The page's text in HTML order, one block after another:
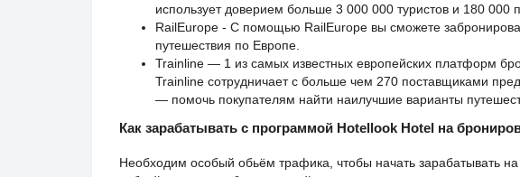
использует доверием больше 3 000 000 туристов и 180 000
RailEurope - С помощью RailEurope вы сможете
путешествия по Европе.
Trainline — 1 из самых известных европейских платформ
Trainline сотрудничает с больше чем 270 поставщиками
— помочь покупателям найти наилучшие варианты
Как зарабатывать с программой Hotellook Hotel на
Необходим особый обьём трафика, чтобы начать зарабатывать